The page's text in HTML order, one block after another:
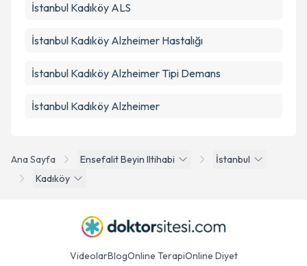
Ana Sayfa Ensefalit Beyin Iltihabi
İstanbul
Kadıköy
İstanbul Kadıköy ALS
İstanbul Kadıköy Alzheimer Hastalığı
İstanbul Kadıköy Alzheimer Tipi Demans
İstanbul Kadıköy Alzheimer
VideolarBlogOnline TerapiOnline Diyet